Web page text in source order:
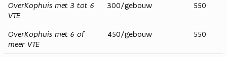
OverKophuis met 3 tot 6
VTE
300/gebouw 550
OverKophuis met 6 of
meer VTE
450/gebouw 550